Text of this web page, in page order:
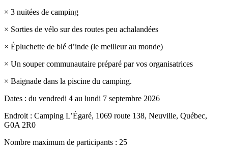
× 3 nuitées de camping
× Sorties de vélo sur des routes peu achalandées
× Épluchette de blé d’inde (le meilleur au monde)
× Un souper communautaire préparé par vos organisatrices
× Baignade dans la piscine du camping.
Dates : du vendredi 4 au lundi 7 septembre 2026
Endroit : Camping L’Égaré, 1069 route 138, Neuville, Québec,
G0A 2R0
Nombre maximum de participants : 25